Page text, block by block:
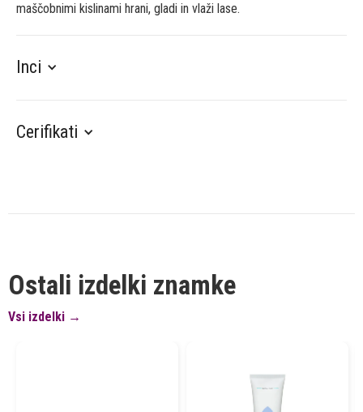
maščobnimi kislinami hrani, gladi in vlaži lase.
Inci
Cerifikati
Ostali izdelki znamke
Vsi izdelki →